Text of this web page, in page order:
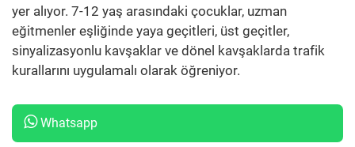
yer alıyor. 7-12 yaş arasındaki çocuklar, uzman
eğitmenler eşliğinde yaya geçitleri, üst geçitler,
sinyalizasyonlu kavşaklar ve dönel kavşaklarda trafik
kurallarını uygulamalı olarak öğreniyor.
Whatsapp